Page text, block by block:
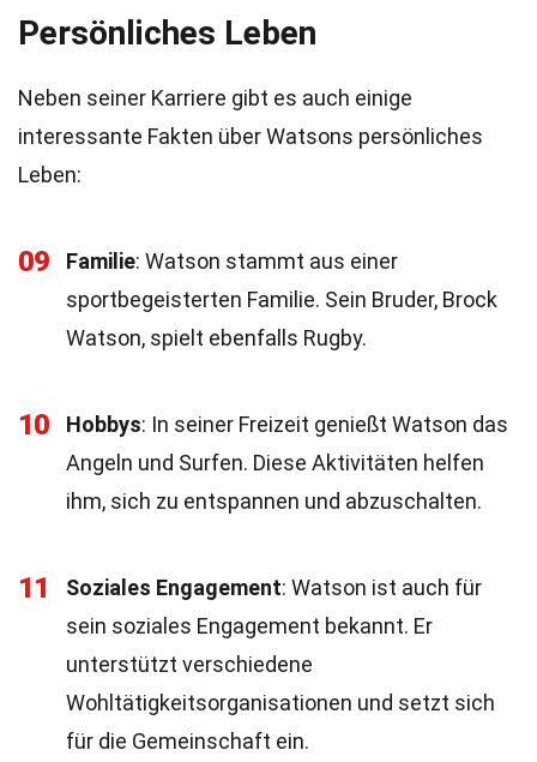
Persönliches Leben
Neben seiner Karriere gibt es auch einige
interessante Fakten über Watsons persönliches
Leben:
09 Familie: Watson stammt aus einer
sportbegeisterten Familie. Sein Bruder, Brock
Watson, spielt ebenfalls Rugby.
10 Hobbys: In seiner Freizeit genießt Watson das
Angeln und Surfen. Diese Aktivitäten helfen
ihm, sich zu entspannen und abzuschalten.
11 Soziales Engagement: Watson ist auch für
sein soziales Engagement bekannt. Er
unterstützt verschiedene
Wohltätigkeitsorganisationen und setzt sich
für die Gemeinschaft ein.